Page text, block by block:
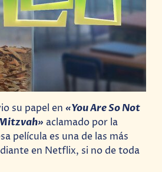
su papel en«You Are So Not
aclamado por la
película es una de las más
en Netflix, si no de toda